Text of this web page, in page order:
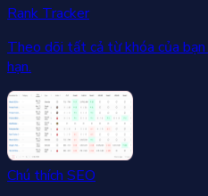
Rank Tracker
Theo dõi tất cả từ khóa của
hạn.
Chú thích SEO